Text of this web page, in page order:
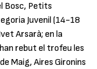
Bosc, Petits
Juvenil (14-18
Arsarà; en la
rebut el trofeu les
Maig, Aires Gironins